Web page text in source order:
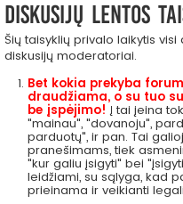
Diskusijų lentos
Šių taisyklių privalo laikytis
diskusijų moderatoriai.
Bet kokia prekyba
draudžiama, o su tuo
be įspėjimo! Į tai įeina
"mainau", "dovanoju",
parduotų", ir pan. Tai
pranešimams, tiek
"kur galiu įsigyti" bei
leidžiami, su sąlyga, kad
prieinama ir veikianti